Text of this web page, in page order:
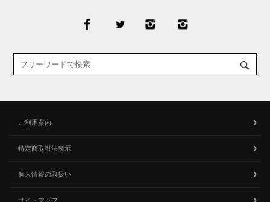
ご利用案内
特定商取引法表示
個人情報の取扱い
サイトマップ